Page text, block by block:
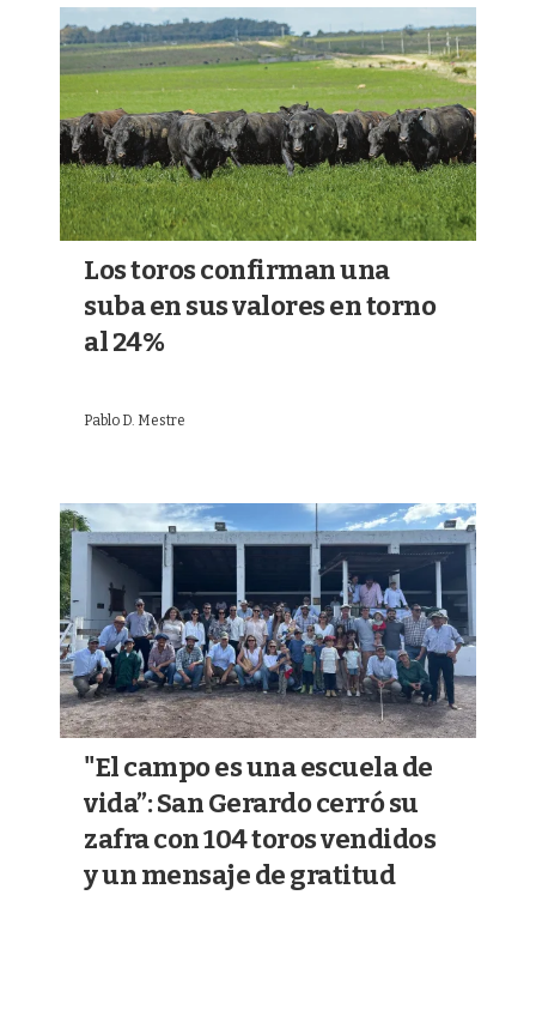
Los toros confirman una
suba en sus valores en torno
al 24%
Pablo D. Mestre
"El campo es una escuela de
vida”: San Gerardo cerró su
zafra con 104 toros vendidos
y un mensaje de gratitud